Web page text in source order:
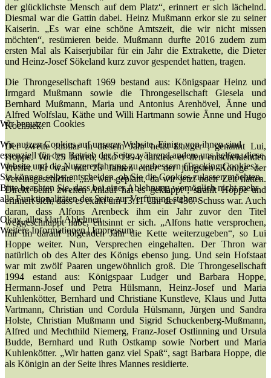
der glücklichste Mensch auf dem Platz“, erinnert er sich lächelnd.
Diesmal war die Gattin dabei. Heinz Mußmann erkor sie zu seiner
Kaiserin. „Es war eine schöne Amtszeit, die wir nicht missen
möchten“, resümieren beide. Mußmann durfte 2016 zudem zum
ersten Mal als Kaiserjubilar für ein Jahr die Extrakette, die Dieter
und Heinz-Josef Sökeland kurz zuvor gespendet hatten, tragen.
Die Throngesellschaft 1969 bestand aus: Königspaar Heinz und
Irmgard Mußmann sowie die Throngesellschaft Giesela und
Bernhard Mußmann, Maria und Antonius Arenhövel, Änne und
Alfred Wolfslau, Käthe und Willi Hartmann sowie Änne und Hugo
Kochsiek.
Der zweite Jubilar in diesem Jahr heißt Ludger , genannt Lui,
Hoppe. Vor 25 Jahren, also 1994, landete er den entscheidenden
Treffer. Er war mit 26 Jahren einer der jüngsten Könige der
Vereinsgeschichte. „Es war geplant, da wir jetzt noch Zeit hatten.
Direkt beim zweiten Anlauf hat es geklappt“, strahlt Hoppe und
erinnert sich, dass es exakt um 13.11 Uhr der 436. Schuss war. Auch
daran, dass Alfons Arenbeck ihm ein Jahr zuvor den Titel
weggeschnappt habe, entsinnt er sich. „Alfons hatte versprochen,
mir im darauf folgenden Jahr die Kette weiterzugeben“, so Lui
Hoppe weiter. Nun, Versprechen eingehalten. Der Thron war
natürlich ob des Alter des Königs ebenso jung. Und sein Hofstaat
war mit zwölf Paaren ungewöhnlich groß. Die Throngesellschaft
1994 estand aus: Königspaar Ludger und Barbara Hoppe,
Hermann-Josef und Petra Hülsmann, Heinz-Josef und Maria
Kuhlenkötter, Bernhard und Christiane Kunstleve, Klaus und Jutta
Vartmann, Christian und Cordula Hülsmann, Jürgen und Sandra
Holste, Christian Mußmann und Sigrid Schuckenberg-Mußmann,
Alfred und Mechthild Niemerg, Franz-Josef Ostlinning und Ursula
Budde, Bernhard und Ruth Ostkamp sowie Norbert und Maria
Kuhlenkötter. „Wir hatten ganz viel Spaß“, sagt Barbara Hoppe, die
als Königin an der Seite ihres Mannes residierte.
Wir benutzen Cookies
Wir nutzen Cookies auf unserer Website. Einige von ihnen sind
essenziell für den Betrieb der Seite, während andere uns helfen, diese
Website und die Nutzererfahrung zu verbessern (Tracking Cookies).
Sie können selbst entscheiden, ob Sie die Cookies zulassen möchten.
Bitte beachten Sie, dass bei einer Ablehnung womöglich nicht mehr
alle Funktionalitäten der Seite zur Verfügung stehen.
Okay, alles klar! Ablehnen
Weitere Informationen|Impressum